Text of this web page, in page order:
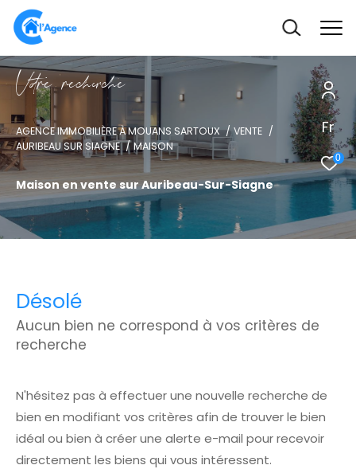
Fr
0
Vore recece
AGENCE IMMOBILIÈRE À MOUANS SARTOUX
VENTE
AURIBEAU SUR SIAGNE
MAISON
Maison en vente sur Auribeau-Sur-Siagne
Désolé
Aucun bien ne correspond à vos critères de
recherche
N'hésitez pas à effectuer une nouvelle recherche de
bien en modifiant vos critères afin de trouver le bien
idéal ou bien à créer une alerte e-mail pour recevoir
directement les biens qui vous intéressent.